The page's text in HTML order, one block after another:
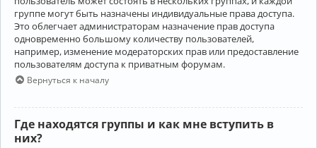
группе могут быть назначены индивидуальные права доступа.
Это облегчает администраторам назначение прав доступа
одновременно большому количеству пользователей,
например, изменение модераторских прав или предоставление
пользователям доступа к приватным форумам.
Вернуться к началу
Где находятся группы и как мне вступить в
них?